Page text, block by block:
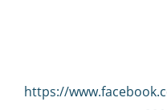
https://